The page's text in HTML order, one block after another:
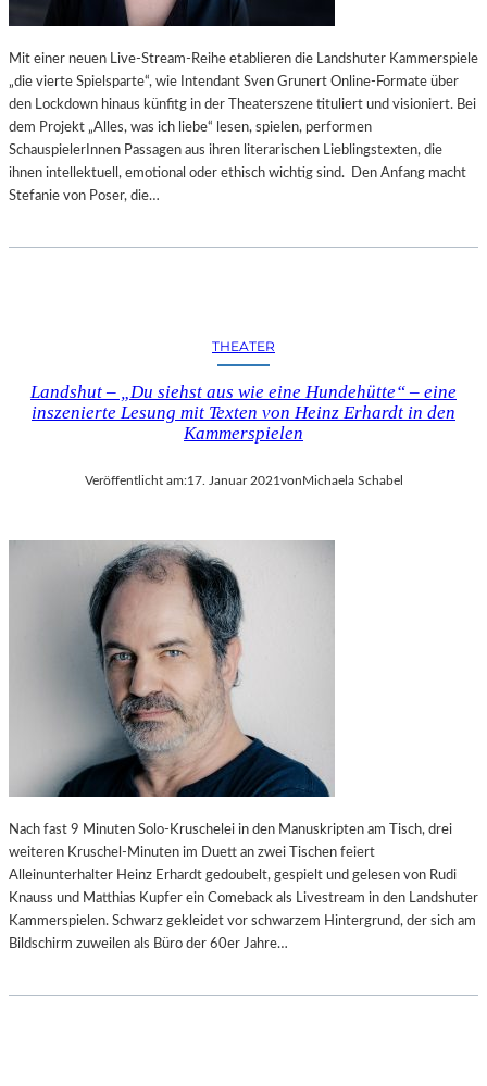
Mit einer neuen Live-Stream-Reihe etablieren die Landshuter Kammerspiele
„die vierte Spielsparte“, wie Intendant Sven Grunert Online-Formate über
den Lockdown hinaus künfitg in der Theaterszene tituliert und visioniert. Bei
dem Projekt „Alles, was ich liebe“ lesen, spielen, performen
SchauspielerInnen Passagen aus ihren literarischen Lieblingstexten, die
ihnen intellektuell, emotional oder ethisch wichtig sind. Den Anfang macht
Stefanie von Poser, die…
THEATER
Landshut – „Du siehst aus wie eine Hundehütte“ – eine
inszenierte Lesung mit Texten von Heinz Erhardt in den
Kammerspielen
Veröffentlicht am:17. Januar 2021 von Michaela Schabel
Nach fast 9 Minuten Solo-Kruschelei in den Manuskripten am Tisch, drei
weiteren Kruschel-Minuten im Duett an zwei Tischen feiert
Alleinunterhalter Heinz Erhardt gedoubelt, gespielt und gelesen von Rudi
Knauss und Matthias Kupfer ein Comeback als Livestream in den Landshuter
Kammerspielen. Schwarz gekleidet vor schwarzem Hintergrund, der sich am
Bildschirm zuweilen als Büro der 60er Jahre…